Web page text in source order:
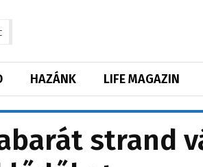
HAZÁNK LIFE MAGAZIN
strand